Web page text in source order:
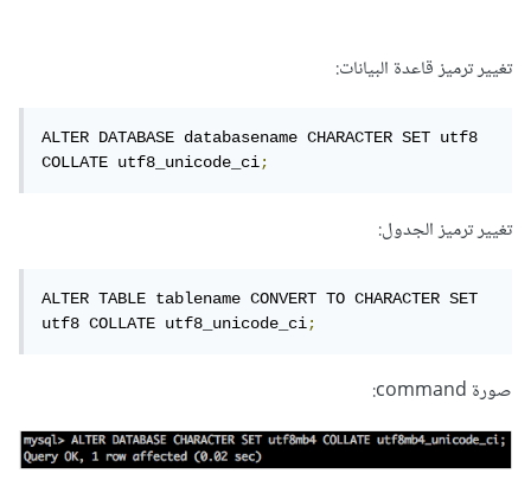
تغيير ترميز قاعدة البيانات:
ALTER DATABASE databasename CHARACTER SET utf8
COLLATE utf8_unicode_ci;
تغيير ترميز الجدول:
ALTER TABLE tablename CONVERT TO CHARACTER SET
utf8 COLLATE utf8_unicode_ci;
صورة command: